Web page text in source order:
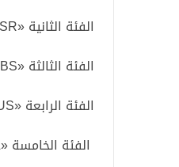
الفئة الثانية «GL SR» بقيمة 233.9 ألفًا
الفئة الثالثة «GL DAB+ABS» بـ 239.9 ألف
الفئة الرابعة «GL DAB+ABS PLUS» بـ 249.9 ألف
الفئة الخامسة «GL HL» بسعر 259.9 ألف جنيه